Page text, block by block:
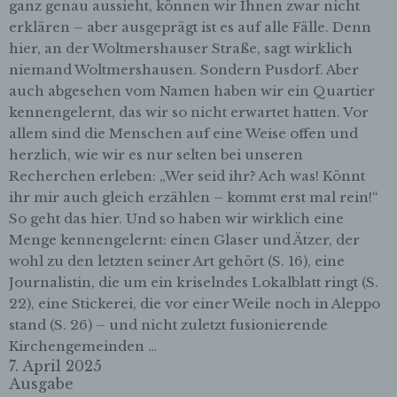
ganz genau aussieht, können wir Ihnen zwar nicht
erklären – aber ausgeprägt ist es auf alle Fälle. Denn
hier, an der Woltmershauser Straße, sagt wirklich
niemand Woltmershausen. Sondern Pusdorf. Aber
auch abgesehen vom Namen haben wir ein Quartier
kennengelernt, das wir so nicht erwartet hatten. Vor
allem sind die Menschen auf eine Weise offen und
herzlich, wie wir es nur selten bei unseren
Recherchen erleben: „Wer seid ihr? Ach was! Könnt
ihr mir auch gleich erzählen – kommt erst mal rein!“
So geht das hier. Und so haben wir wirklich eine
Menge kennengelernt: einen Glaser und Ätzer, der
wohl zu den letzten seiner Art gehört (S. 16), eine
Journalistin, die um ein kriselndes Lokalblatt ringt (S.
22), eine Stickerei, die vor einer Weile noch in Aleppo
stand (S. 26) – und nicht zuletzt fusionierende
Kirchengemeinden …
7. April 2025
Ausgabe
Eingabemaske, die für die Registrierung
verwendet wird. Die von der betroffenen Person
eingegebenen personenbezogenen Daten werden
ausschließlich für die interne Verwendung bei dem
für die Verarbeitung Verantwortlichen und für
eigene Zwecke erhoben und gespeichert. Der für
die Verarbeitung Verantwortliche kann die
Weitergabe an einen oder mehrere
Auftragsverarbeiter, beispielsweise einen
Paketdienstleister, veranlassen, der die
personenbezogenen Daten ebenfalls
ausschließlich für eine interne Verwendung, die
dem für die Verarbeitung Verantwortlichen
zuzurechnen ist, nutzt.
Durch eine Registrierung auf der Internetseite des
für die Verarbeitung Verantwortlichen wird ferner
die vom Internet-Service-Provider (ISP) der
betroffenen Person vergebene IP-Adresse, das
Datum sowie die Uhrzeit der Registrierung
gespeichert. Die Speicherung dieser Daten erfolgt
vor dem Hintergrund, dass nur so der Missbrauch